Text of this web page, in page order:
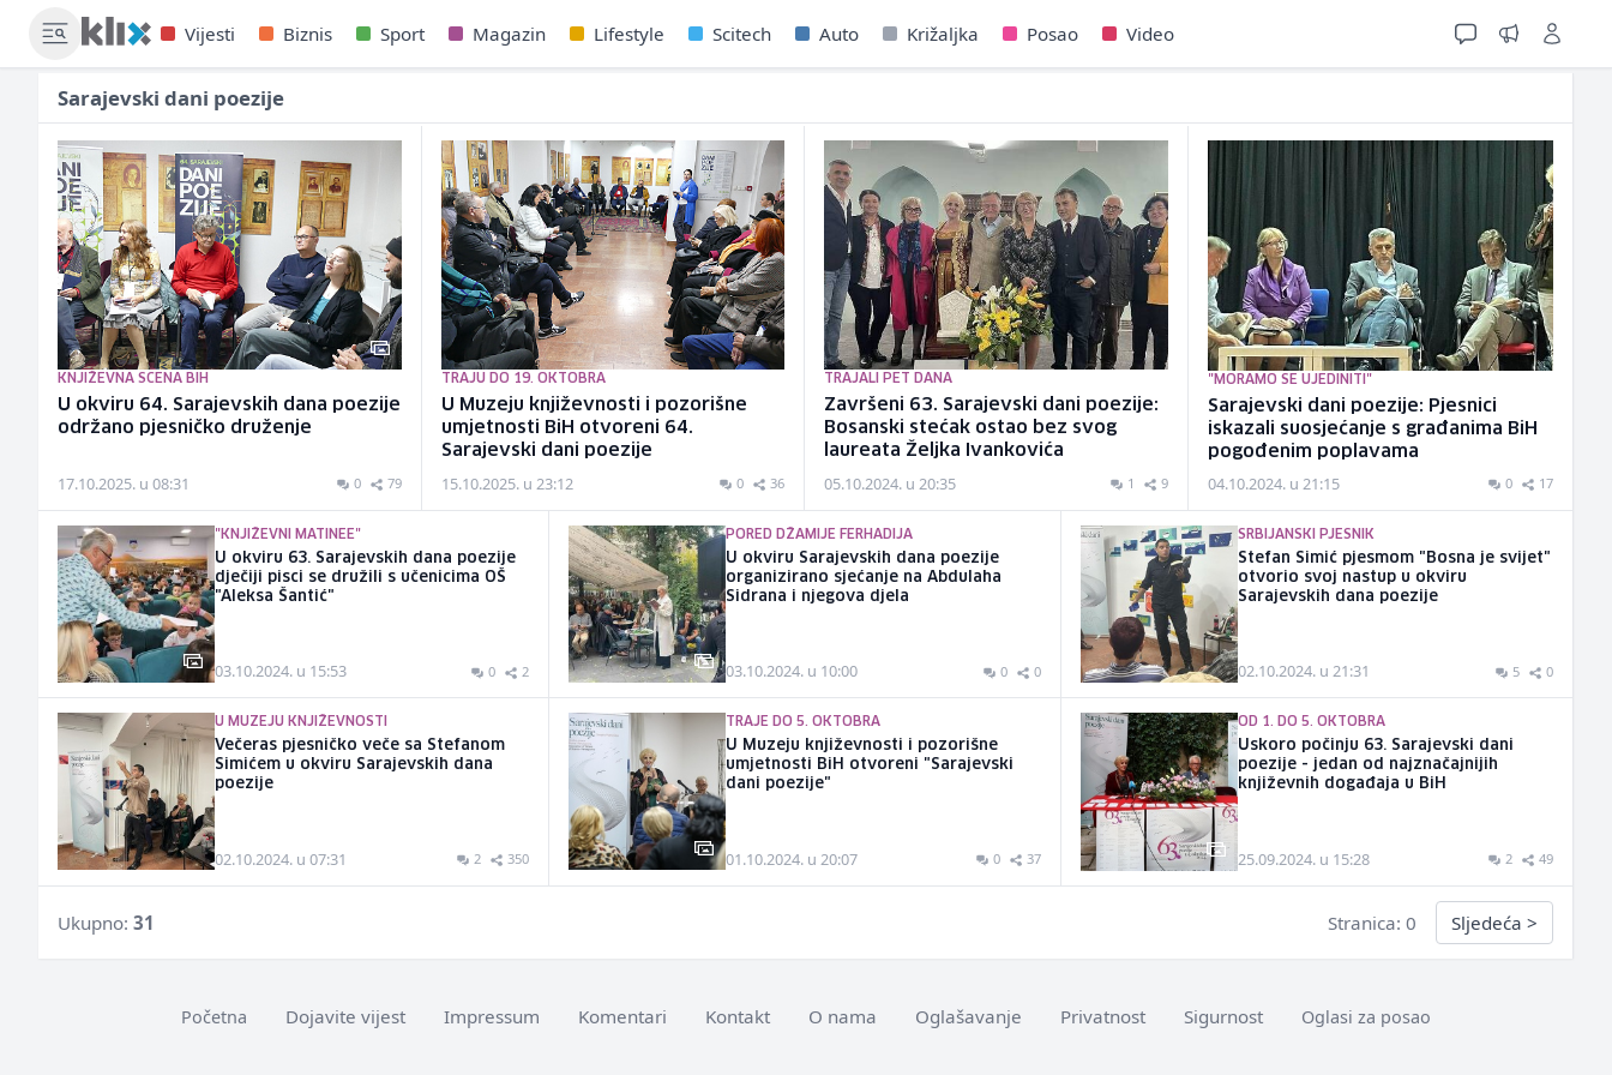
Vijesti Biznis Sport Magazin Lifestyle Scitech Auto Križaljka Posao Video
Sarajevski dani poezije
KNJIŽEVNA SCENA BIH
U okviru 64. Sarajevskih dana poezije
održano pjesničko druženje
17.10.2025. u 08:31 0 79
TRAJU DO 19. OKTOBRA
U Muzeju književnosti i pozorišne
umjetnosti BiH otvoreni 64.
Sarajevski dani poezije
15.10.2025. u 23:12 0 36
TRAJALI PET DANA
Završeni 63. Sarajevski dani poezije:
Bosanski stećak ostao bez svog
laureata Željka Ivankovića
05.10.2024. u 20:35 1 9
"MORAMO SE UJEDINITI"
Sarajevski dani poezije: Pjesnici
iskazali suosjećanje s građanima BiH
pogođenim poplavama
04.10.2024. u 21:15 0 17
"KNJIŽEVNI MATINEE"
U okviru 63. Sarajevskih dana poezije
dječiji pisci se družili s učenicima OŠ
"Aleksa Šantić"
03.10.2024. u 15:53 0 2
PORED DŽAMIJE FERHADIJA
U okviru Sarajevskih dana poezije
organizirano sjećanje na Abdulaha
Sidrana i njegova djela
03.10.2024. u 10:00 0 0
SRBIJANSKI PJESNIK
Stefan Simić pjesmom "Bosna je svijet"
otvorio svoj nastup u okviru
Sarajevskih dana poezije
02.10.2024. u 21:31 5 0
U MUZEJU KNJIŽEVNOSTI
Večeras pjesničko veče sa Stefanom
Simićem u okviru Sarajevskih dana
poezije
02.10.2024. u 07:31 2 350
TRAJE DO 5. OKTOBRA
U Muzeju književnosti i pozorišne
umjetnosti BiH otvoreni "Sarajevski
dani poezije"
01.10.2024. u 20:07 0 37
OD 1. DO 5. OKTOBRA
Uskoro počinju 63. Sarajevski dani
poezije - jedan od najznačajnijih
književnih događaja u BiH
25.09.2024. u 15:28 2 49
Ukupno: 31 Stranica: 0 Sljedeća >
Početna Dojavite vijest Impressum Komentari Kontakt O nama Oglašavanje Privatnost Sigurnost Oglasi za posao